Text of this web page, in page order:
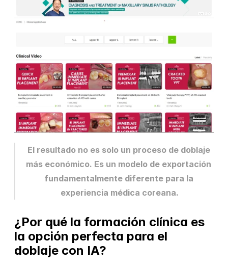
El resultado no es solo un proceso de doblaje
más económico. Es un modelo de exportación
fundamentalmente diferente para la
experiencia médica coreana.
¿Por qué la formación clínica es
la opción perfecta para el
doblaje con IA?